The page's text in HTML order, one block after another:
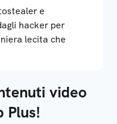
e
hacker per
lecita che
video
Plus!